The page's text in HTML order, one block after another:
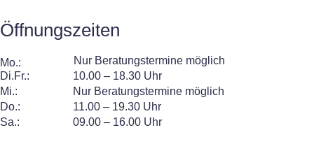
a n
Öffnungszeiten
Mo.:
Nur Beratungstermine möglich
Di.Fr.:
10.00 – 18.30 Uhr
Mi.:
Nur Beratungstermine möglich
Do.:
11.00 – 19.30 Uhr
Sa.:
09.00 – 16.00 Uhr